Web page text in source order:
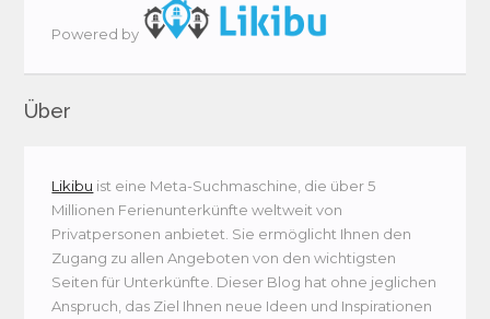
Powered by
Über
Likibu ist eine Meta-Suchmaschine, die über 5
Millionen Ferienunterkünfte weltweit von
Privatpersonen anbietet. Sie ermöglicht Ihnen den
Zugang zu allen Angeboten von den wichtigsten
Seiten für Unterkünfte. Dieser Blog hat ohne jeglichen
Anspruch, das Ziel Ihnen neue Ideen und Inspirationen